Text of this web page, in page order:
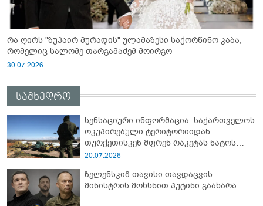
რა ღირს "ზუჰაირ მურადის" ულამაზესი საქორწინო კაბა,
რომელიც სალომე თარგამაძემ მოირგო
30.07.2026
სამხედრო
სენსაციური ინფორმაცია: საქართველოს
ოკუპირებული ტერიტორიიდან
თურქეთისკენ მფრენ რაკეტას ნატოს
სამიტი კინაღამ ჩაუშლია
20.07.2026
ზელენსკიმ თავისი თავდაცვის
მინისტრის მოხსნით პუტინი გაახარა...